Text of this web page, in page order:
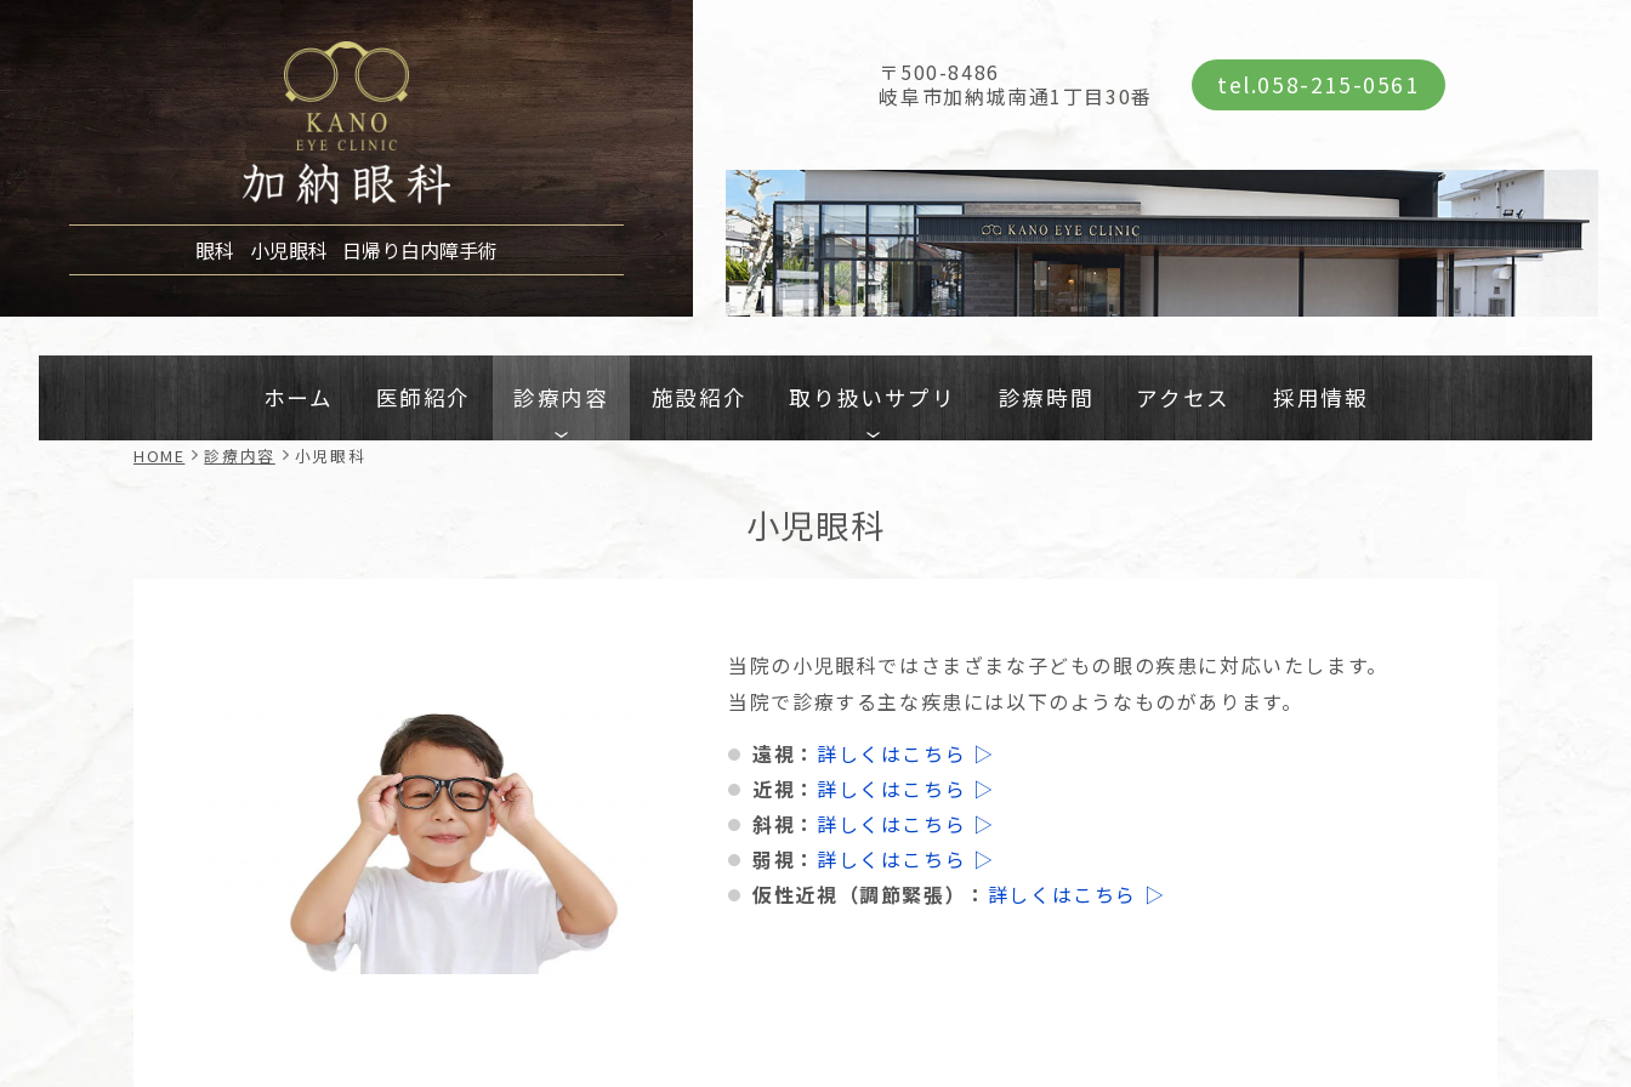
眼科 小児眼科 日帰り白内障手術
〒500-8486
岐阜市加納城南通1丁目30番
tel.058-215-0561
ホーム 医師紹介 診療内容 施設紹介 取り扱いサプリ 診療時間 アクセス 採用情報
HOME 診療内容 小児眼科
小児眼科
当院の小児眼科ではさまざまな子どもの眼の疾患に対応いたします。
当院で診療する主な疾患には以下のようなものがあります。
遠視： 詳しくはこちら ▷
近視： 詳しくはこちら ▷
斜視： 詳しくはこちら ▷
弱視： 詳しくはこちら ▷
仮性近視（調節緊張）： 詳しくはこちら ▷